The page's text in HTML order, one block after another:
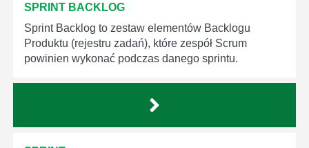
SPRINT BACKLOG
Sprint Backlog to zestaw elementów Backlogu
Produktu (rejestru zadań), które zespół Scrum
powinien wykonać podczas danego sprintu.